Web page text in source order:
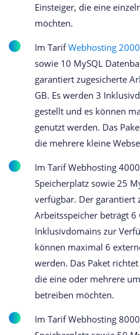
Einsteiger, die eine
möchten.
Im TarifWebhosting 2000
sowie 10 MySQL
garantiert zugesicherte
GB. Es werden 3
gestellt und es können
genutzt werden. Das
die mehrere kleine
Im Tarif Webhosting
Speicherplatz sowie 25
verfügbar. Der garantiert
Arbeitsspeicher beträgt 6
Inklusivdomains zur
können maximal 6
werden. Das Paket
die eine oder mehrere
betreiben möchten.
Im Tarif Webhosting